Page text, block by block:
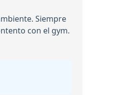
Siempre
con el gym.